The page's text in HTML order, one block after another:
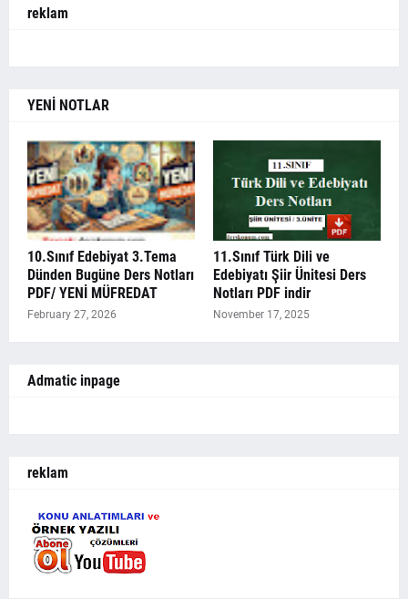
reklam
YENİ NOTLAR
10.Sınıf Edebiyat 3.Tema
Dünden Bugüne Ders Notları
PDF/ YENİ MÜFREDAT
February 27, 2026
11.Sınıf Türk Dili ve
Edebiyatı Şiir Ünitesi Ders
Notları PDF indir
November 17, 2025
Admatic inpage
reklam